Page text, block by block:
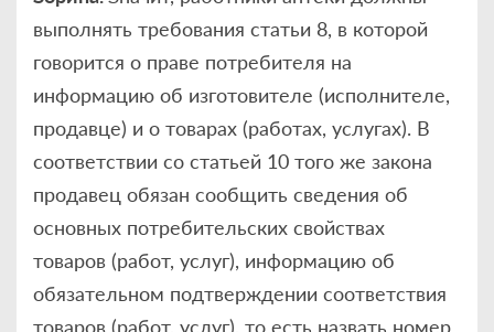
выполнять требования статьи 8, в которой
говорится о праве потребителя на
информацию об изготовителе (исполнителе,
продавце) и о товарах (работах, услугах). В
соответствии со статьей 10 того же закона
продавец обязан сообщить сведения об
основных потребительских свойствах
товаров (работ, услуг), информацию об
обязательном подтверждении соответствия
товаров (работ, услуг), то есть назвать номер